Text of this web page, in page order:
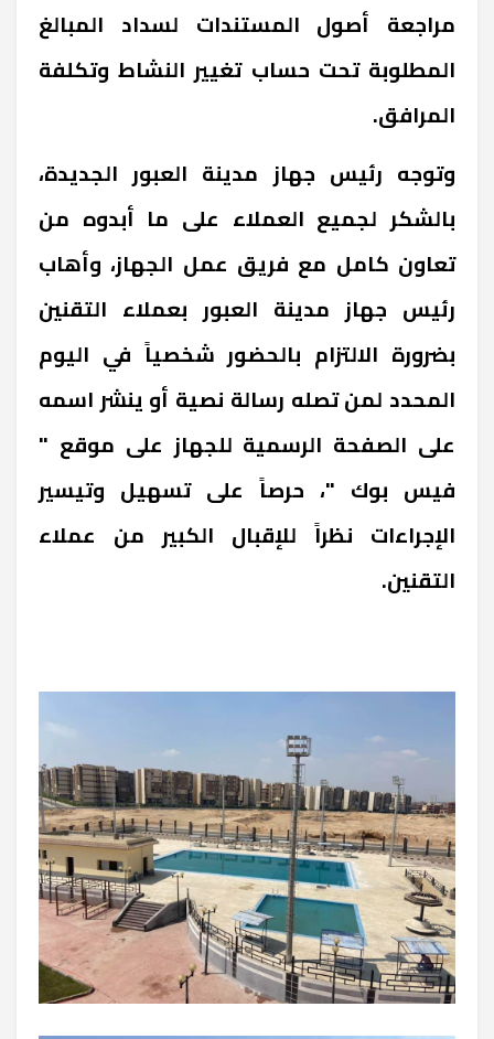
مراجعة أصول المستندات لسداد المبالغ
المطلوبة تحت حساب تغيير النشاط وتكلفة
المرافق.
وتوجه رئيس جهاز مدينة العبور الجديدة،
بالشكر لجميع العملاء على ما أبدوه من
تعاون كامل مع فريق عمل الجهاز، وأهاب
رئيس جهاز مدينة العبور بعملاء التقنين
بضرورة الالتزام بالحضور شخصياً في اليوم
المحدد لمن تصله رسالة نصية أو ينشر اسمه
على الصفحة الرسمية للجهاز على موقع "
فيس بوك "، حرصاً على تسهيل وتيسير
الإجراءات نظراً للإقبال الكبير من عملاء
التقنين.